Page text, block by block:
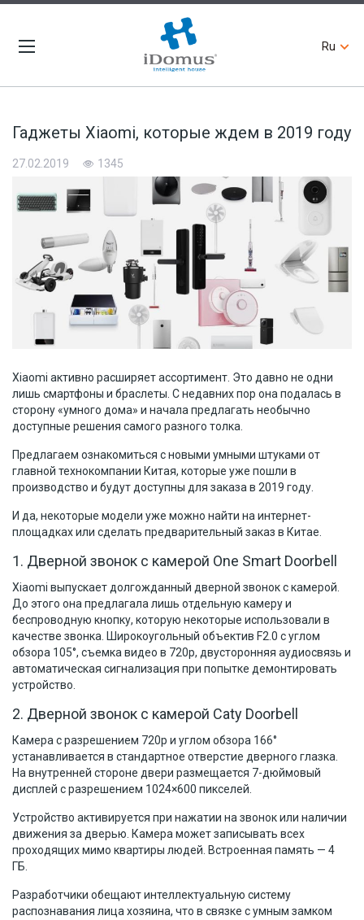
Ru
Гаджеты Xiaomi, которые ждем в 2019 году
27.02.2019 1345
Xiaomi активно расширяет ассортимент. Это давно не одни
лишь смартфоны и браслеты. С недавних пор она подалась в
сторону «умного дома» и начала предлагать необычно
доступные решения самого разного толка.
Предлагаем ознакомиться с новыми умными штуками от
главной технокомпании Китая, которые уже пошли в
производство и будут доступны для заказа в 2019 году.
И да, некоторые модели уже можно найти на интернет-
площадках или сделать предварительный заказ в Китае.
1. Дверной звонок с камерой One Smart Doorbell
Xiaomi выпускает долгожданный дверной звонок с камерой.
До этого она предлагала лишь отдельную камеру и
беспроводную кнопку, которую некоторые использовали в
качестве звонка. Широкоугольный объектив F2.0 c углом
обзора 105°, съемка видео в 720p, двусторонняя аудиосвязь и
автоматическая сигнализация при попытке демонтировать
устройство.
2. Дверной звонок с камерой Caty Doorbell
Камера с разрешением 720p и углом обзора 166°
устанавливается в стандартное отверстие дверного глазка.
На внутренней стороне двери размещается 7-дюймовый
дисплей с разрешением 1024×600 пикселей.
Устройство активируется при нажатии на звонок или наличии
движения за дверью. Камера может записывать всех
проходящих мимо квартиры людей. Встроенная память — 4
ГБ.
Разработчики обещают интеллектуальную систему
распознавания лица хозяина, что в связке с умным замком